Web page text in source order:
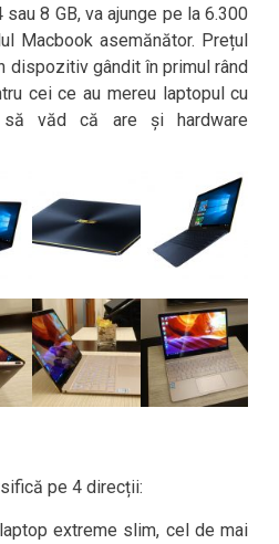
8 GB, va ajunge pe la 6.300
Macbook asemănător. Prețul
dispozitiv gândit în primul rând
cei ce au mereu laptopul cu
văd că are și hardware
pe 4 direcții:
extreme slim, cel de mai